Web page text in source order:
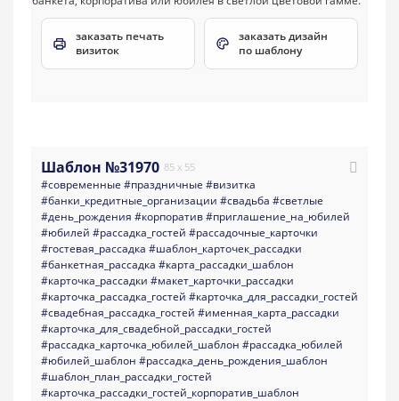
заказать печать
визиток
заказать дизайн
по шаблону
Шаблон №31970 85 x 55
#современные #праздничные #визитка
#банки_кредитные_организации #свадьба #светлые
#день_рождения #корпоратив#приглашение_на_юбилей
#юбилей #рассадка_гостей #рассадочные_карточки
#гостевая_рассадка #шаблон_карточек_рассадки
#банкетная_рассадка #карта_рассадки_шаблон
#карточка_рассадки #макет_карточки_рассадки
#карточка_рассадка_гостей #карточка_для_рассадки_гостей
#свадебная_рассадка_гостей #именная_карта_рассадки
#карточка_для_свадебной_рассадки_гостей
#рассадка_карточка_юбилей_шаблон #рассадка_юбилей
#юбилей_шаблон #рассадка_день_рождения_шаблон
#шаблон_план_рассадки_гостей
#карточка_рассадки_гостей_корпоратив_шаблон